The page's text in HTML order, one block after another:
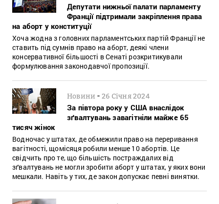
Депутати нижньої палати парламенту
Франції підтримали закріплення права
на аборт у конституції
Хоча жодна з головних парламентських партій Франції не
ставить під сумнів право на аборт, деякі члени
консервативної більшості в Сенаті розкритикували
формулювання законодавчої пропозиції.
Новини -26 Січня 2024
За півтора року у США внаслідок
зґвалтувань завагітніли майже 65
тисяч жінок
Водночас у штатах, де обмежили право на переривання
вагітності, щомісяця робили менше 10 абортів. Це
свідчить про те, що більшість постраждалих від
зґвалтувань не могли зробити аборт у штатах, у яких вони
мешкали. Навіть у тих, де закон допускає певні винятки.